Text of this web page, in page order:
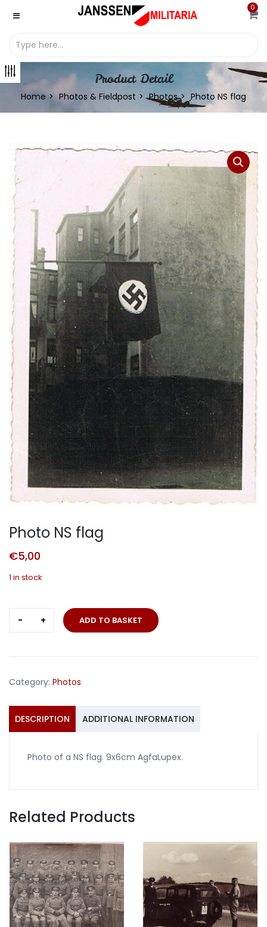
0
Product Detail
Home Photos & Fieldpost Photos Photo NS flag
Photo NS flag
€5,00
1 in stock
ADD TO BASKET
Category: Photos
DESCRIPTION ADDITIONAL INFORMATION
Photo of a NS flag. 9x6cm AgfaLupex.
Related Products